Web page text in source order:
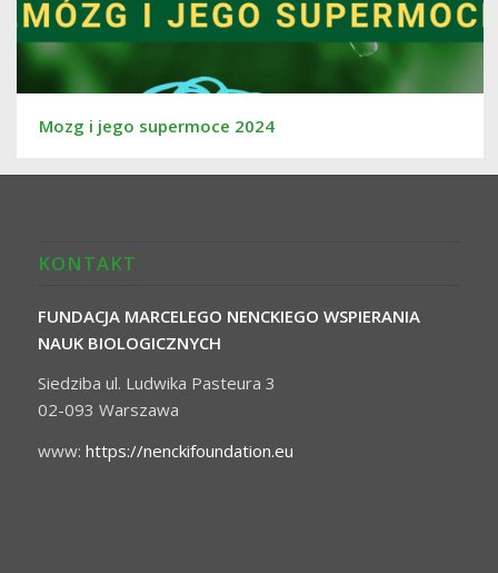
Mozg i jego supermoce 2024
KONTAKT
FUNDACJA MARCELEGO NENCKIEGO WSPIERANIA
NAUK BIOLOGICZNYCH
Siedziba ul. Ludwika Pasteura 3
02-093 Warszawa
www: https://nenckifoundation.eu